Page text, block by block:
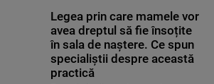
Legea prin care mamele vor
avea dreptul să fie însoțite
în sala de naștere. Ce spun
specialiștii despre această
practică